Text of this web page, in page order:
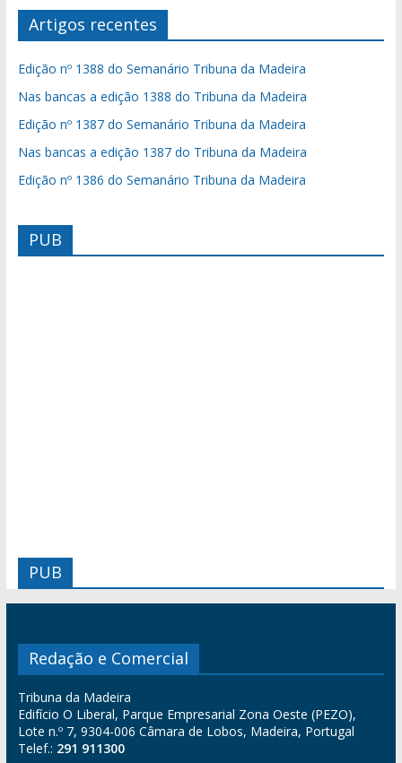
Artigos recentes
Edição nº 1388 do Semanário Tribuna da Madeira
Nas bancas a edição 1388 do Tribuna da Madeira
Edição nº 1387 do Semanário Tribuna da Madeira
Nas bancas a edição 1387 do Tribuna da Madeira
Edição nº 1386 do Semanário Tribuna da Madeira
PUB
PUB
Redação e Comercial
Tribuna da Madeira
Edifício O Liberal, Parque Empresarial Zona Oeste (PEZO),
Lote n.º 7, 9304-006 Câmara de Lobos, Madeira, Portugal
Telef.: 291 911300